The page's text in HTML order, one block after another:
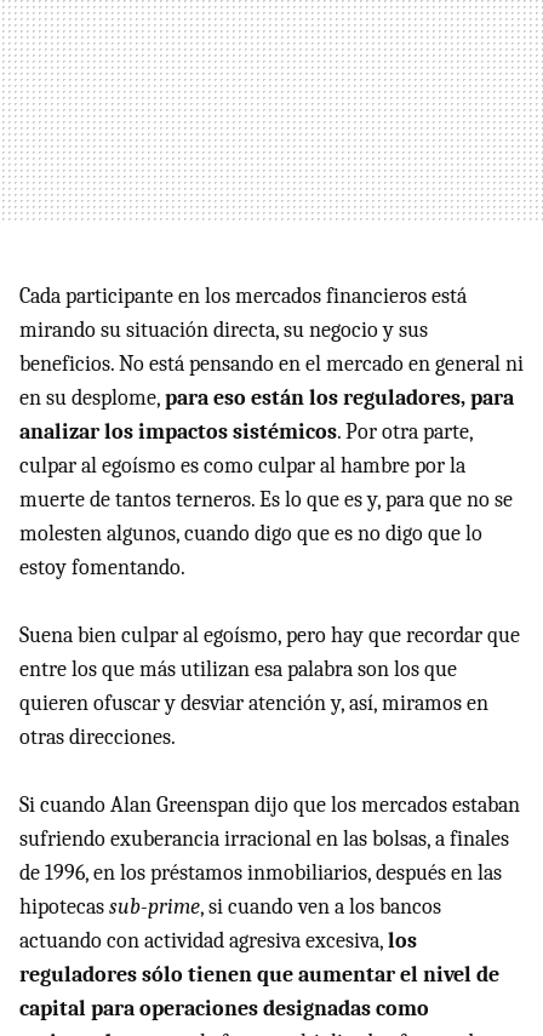
Cada participante en los mercados financieros está
mirando su situación directa, su negocio y sus
beneficios. No está pensando en el mercado en general ni
en su desplome,para eso están los reguladores, para
analizar los impactos sistémicos. Por otra parte,
culpar al egoísmo es como culpar al hambre por la
muerte de tantos terneros. Es lo que es y, para que no se
molesten algunos, cuando digo que es no digo que lo
estoy fomentando.
Suena bien culpar al egoísmo, pero hay que recordar que
entre los que más utilizan esa palabra son los que
quieren ofuscar y desviar atención y, así, miramos en
otras direcciones.
Si cuando Alan Greenspan dijo que los mercados estaban
sufriendo exuberancia irracional en las bolsas, a finales
de 1996, en los préstamos inmobiliarios, después en las
hipotecassub-prime, si cuando ven a los bancos
actuando con actividad agresiva excesiva,los
reguladores sólo tienen que aumentar el nivel de
capital para operaciones designadas como